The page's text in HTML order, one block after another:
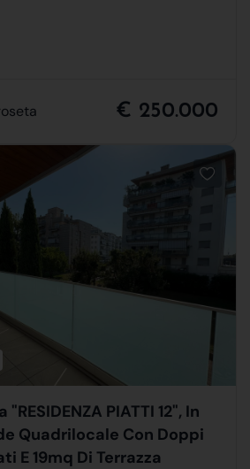
€ 250.000
PIATTI 12", In
Quadrilocale Con Doppi
E 19mq Di Terrazza